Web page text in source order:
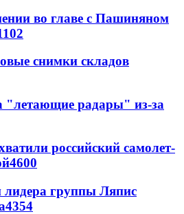
во главе с Пашиняном
снимки складов
"летающие радары" из-за
российский самолет-
4600
лидера группы Ляпис
4354